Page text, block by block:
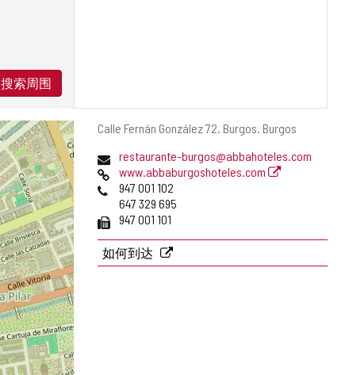
邮
地
址
Calle Fernán González 72. Burgos. Burgos
电
子
邮
地
restaurante-burgos@abbahoteles.com
网
页
www.abbaburgoshoteles.com
电
947 001 102
647 329 695
传
947 001 101
如何到达
搜索周围